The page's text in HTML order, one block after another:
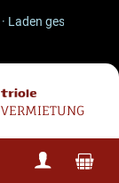
geschlossen
VERMIETUNG